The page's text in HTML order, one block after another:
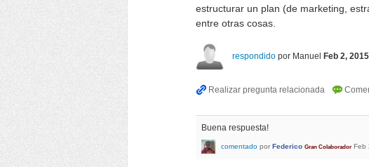
estructurar un plan (de marketing,
entre otras cosas.
respondido por Manuel Feb 2, 2015
Buena respuesta!
comentado por Federico Gran Colaborador Feb